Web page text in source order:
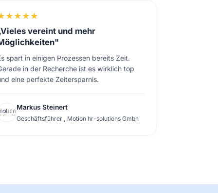
★ ★ ★ ★
vereint und mehr
spart in einigen Prozessen bereits Zeit.
in der Recherche ist es wirklich top
eine perfekte Zeitersparnis.
Markus Steinert
Geschäftsführer , Motion hr-solutions Gmbh